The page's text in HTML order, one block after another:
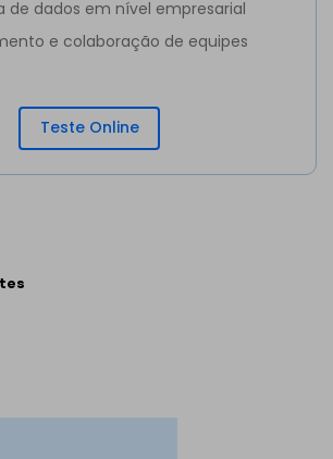
de dados em nível empresarial
e colaboração de equipes
Teste Online